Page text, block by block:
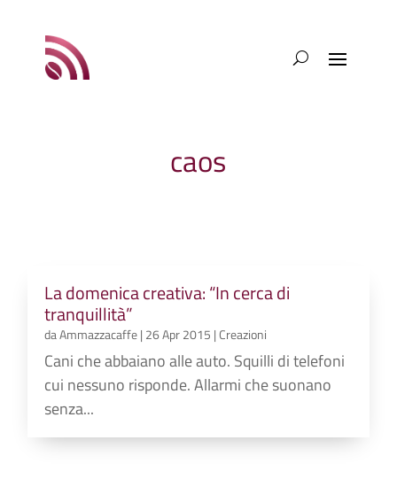
caos
La domenica creativa: “In cerca di
tranquillità”
daAmmazzacaffe| 26 Apr 2015 |Creazioni
Cani che abbaiano alle auto. Squilli di telefoni
cui nessuno risponde. Allarmi che suonano
senza...